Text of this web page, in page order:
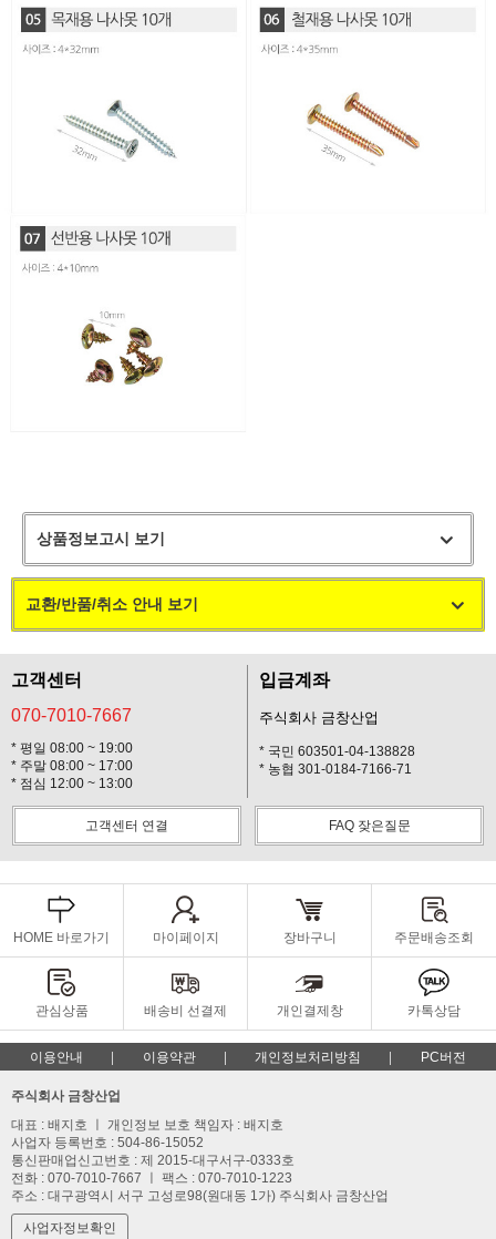
상품정보고시 보기
교환/반품/취소 안내 보기
고객센터
070-7010-7667
* 평일 08:00 ~ 19:00
* 주말 08:00 ~ 17:00
* 점심 12:00 ~ 13:00
입금계좌
주식회사 금창산업
* 국민 603501-04-138828
* 농협 301-0184-7166-71
고객센터 연결 FAQ 잦은질문
HOME 바로가기 마이페이지 장바구니 주문배송조회
관심상품 배송비 선결제 개인결제창 카톡상담
이용안내 이용약관 개인정보처리방침 PC버전
주식회사 금창산업
대표 : 배지호 ㅣ 개인정보 보호 책임자 : 배지호
사업자 등록번호 : 504-86-15052
통신판매업신고번호 : 제 2015-대구서구-0333호
전화 : 070-7010-7667 ㅣ 팩스 : 070-7010-1223
주소 : 대구광역시 서구 고성로98(원대동 1가) 주식회사 금창산업
사업자정보확인